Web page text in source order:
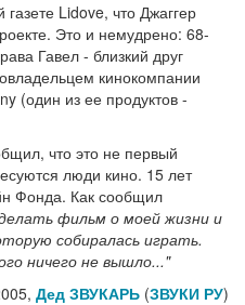
Lidove, что Джаггер
Это и немудрено: 68-
Гавел - близкий друг
кинокомпании
(один из ее продуктов -
что это не первый
люди кино. 15 лет
Фонда. Как сообщил
фильм о моей жизни и
собиралась играть.
ничего не вышло..."
Дед ЗВУКАРЬ (ЗВУКИ РУ)